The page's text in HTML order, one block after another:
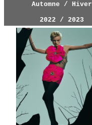
Automne / Hiver
2022 / 2023